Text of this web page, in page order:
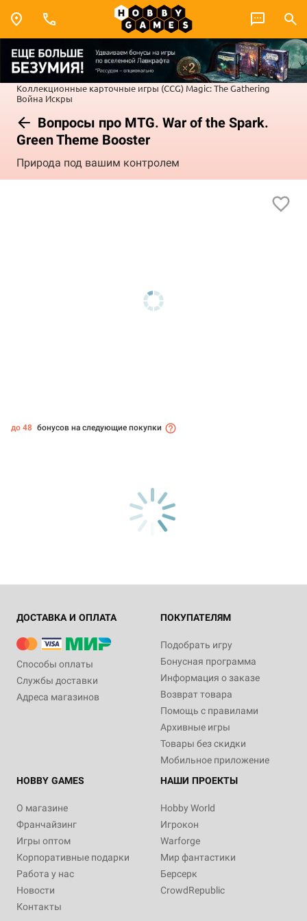
Коллекционные карточные игры (CCG) Magic: The Gathering
Война Искры
Вопросы про MTG. War of the Spark.
Green Theme Booster
Природа под вашим контролем
до 48 бонусов на следующие покупки
ДОСТАВКА И ОПЛАТА
Способы оплаты
Службы доставки
Адреса магазинов
ПОКУПАТЕЛЯМ
Подобрать игру
Бонусная программа
Информация о заказе
Возврат товара
Помощь с правилами
Архивные игры
Товары без скидки
Мобильное приложение
HOBBY GAMES
О магазине
Франчайзинг
Игры оптом
Корпоративные подарки
Работа у нас
Новости
Контакты
НАШИ ПРОЕКТЫ
Hobby World
Игрокон
Warforge
Мир фантастики
Берсерк
CrowdRepublic